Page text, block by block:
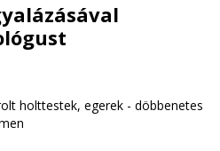
holttestek, egerek - döbbenetes